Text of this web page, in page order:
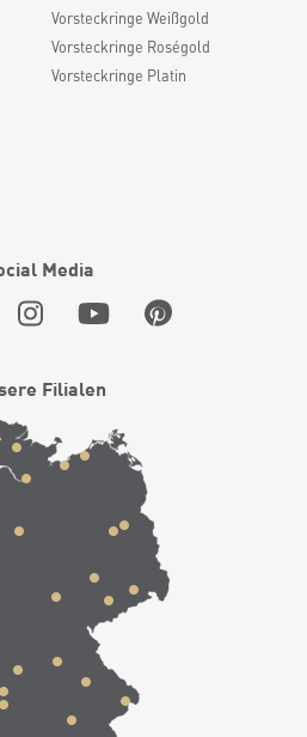
Vorsteckringe Weißgold
Vorsteckringe Roségold
Vorsteckringe Platin
Media
Filialen